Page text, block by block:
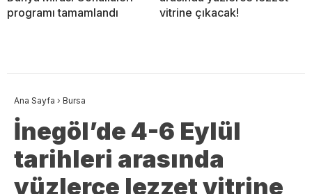
programı tamamlandı
vitrine çıkacak!
Ana Sayfa › Bursa
İnegöl’de 4-6 Eylül
tarihleri arasında
yüzlerce lezzet vitrine